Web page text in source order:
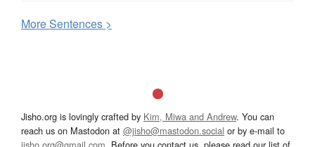
MoreSentences >
Jisho.org is lovingly crafted by Kim, Miwa and Andrew. You can
reach us on Mastodon at @jisho@mastodon.social or by e-mail to